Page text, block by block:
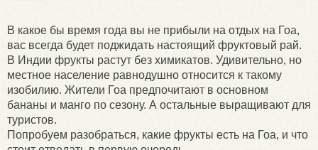
В какое бы время года вы не прибыли на отдых на Гоа,
вас всегда будет поджидать настоящий фруктовый рай.
В Индии фрукты растут без химикатов. Удивительно, но
местное население равнодушно относится к такому
изобилию. Жители Гоа предпочитают в основном
бананы и манго по сезону. А остальные выращивают для
туристов.
Попробуем разобраться, какие фрукты есть на Гоа, и что